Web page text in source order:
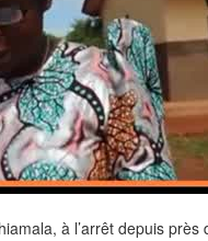
à l’arrêt depuis